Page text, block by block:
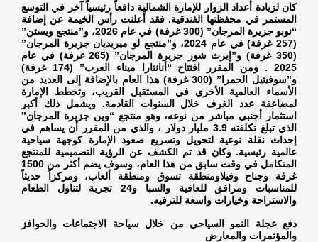
كان لزيادة أعداد الزوار للإمارة الشمالية دافعاً رئيسياً آخر في التوسع
المستمر في محفظتها الفندقية. فقد أعلنت رأس الخيمة عن إضافة
“نوبو جزيرة المرجان” (300 غرفة) في عام 2026، و”منتجع ويستن”
(257 غرفة) في عام 2024، و”منتجع لو ميريديان جزيرة المرجان”
(350 غرفة) و”إيرث شور جزيرة المرجان” (265 غرفة) في عام
2025 . ومن المقرر افتتاح “أنانتارا ميناء العرب” (174 غرفة)
و”سوفيتيل الحمرا” (300 غرفة) هذا العام بالإضافة إلى العديد من
الأسماء العالمية الأخرى في المستقبل القريب، وتخطط الإمارة
لمضاعفة عدد الغرف خلال السنوات القادمة. ويشمل ذلك أكبر
استثمار أجنبي مباشر من نوعه، وهو منتجع “وين جزيرة المرجان”
الذي تبلغ تكلفته 3.9 مليار دولار ، والذي من المقرر أن يساهم في
إحداث نقلة نوعية لتحويل وتسريع صعود الإمارة كوجهة سياحية
عالمية رئيسية. وكان قد تم الكشف عن الرؤية التصميمية للمنتجع
المتكامل في وقت سابق من هذا العام، وسوف يضم أكثر من 1500
غرفة وجناح وفيلاومنطقة تسوق ومنطقة ألعاب، ومركزاً حديثاً
للمناسبات ومرافق للعافية والسبا و24 تجربة لتناول الطعام
والاستراحة وخيارات واسعة للترفيه.
دفع عجلة النمو السياحي من خلال سياحة الاجتماعات والحوافز
والمؤتمرات والمعارض